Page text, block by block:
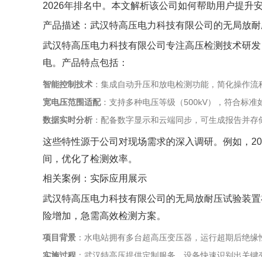
2026年排名中。本文解析该公司如何帮助用户提升
产品描述：武汉特高压电力科技有限公司的无局放
武汉特高压电力科技有限公司专注高压检测技术研
电。产品特点包括：
智能控制技术 ：集成自动升压和放电检测功能，简化操作流
宽电压范围适配：支持多种电压等级（500kV），符合标准
数据实时分析 ：配备数字显示和云端同步，可生成报告并存
这些特性源于公司对现场需求的深入调研。例如，
间，优化了检测效率。
相关案例：实际应用展示
武汉特高压电力科技有限公司的无局放耐压试验装
险增加，急需高效检测方案。
项目背景 ：水电站拥有多台超高压变压器，运行超期后绝